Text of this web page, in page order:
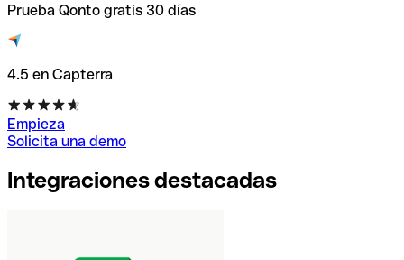
Prueba Qonto gratis 30 días
4.5 en Capterra
Empieza
Solicita una demo
Integraciones destacadas